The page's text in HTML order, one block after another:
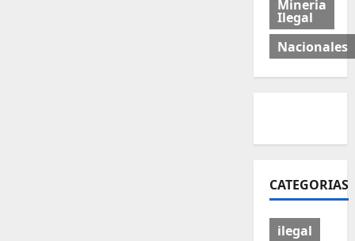
Mineria
Ilegal
Nacionales
CATEGORIAS
ilegal